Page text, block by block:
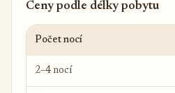
Ceny podle délky pobytu
Počet nocí
2–4 nocí